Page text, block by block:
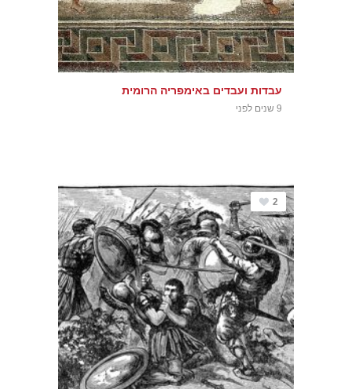
עבדות ועבדים באימפריה הרומית
9 שנים לפני
2